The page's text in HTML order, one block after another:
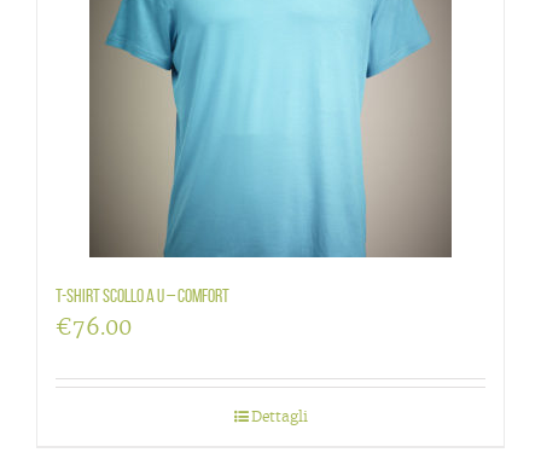
T-shirt scollo a U – Comfort
€76.00
Dettagli